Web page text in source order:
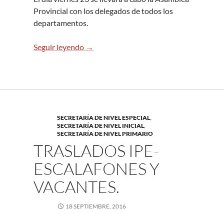
Provincial con los delegados de todos los
departamentos.
Seguir leyendo Asamblea Provincial
→
SECRETARÍA DE NIVEL ESPECIAL,
SECRETARÍA DE NIVEL INICIAL,
SECRETARÍA DE NIVEL PRIMARIO
TRASLADOS IPE-
ESCALAFONES Y
VACANTES.
18 SEPTIEMBRE, 2016